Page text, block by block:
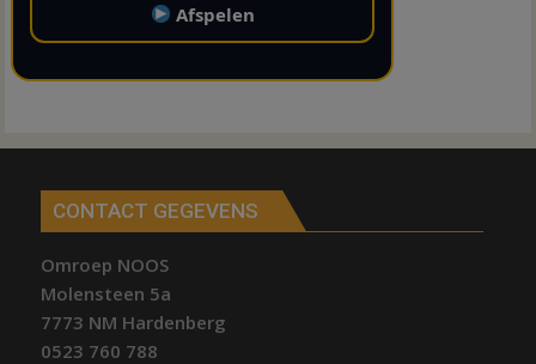
Afspelen
CONTACT GEGEVENS
Omroep NOOS
Molensteen 5a
7773 NM Hardenberg
0523 760 788